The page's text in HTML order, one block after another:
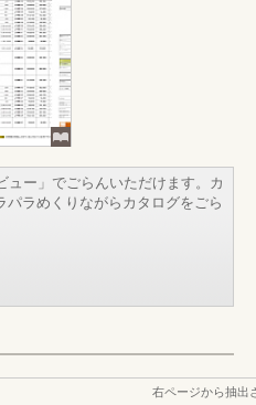
ュー」でごらんいただけます。カ
パラめくりながらカタログをごら
右ページから抽出